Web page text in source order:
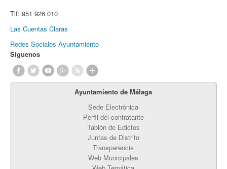
Tlf: 951 926 010
Las Cuentas Claras
Redes Sociales Ayuntamiento
Síguenos
Ayuntamiento de Málaga
Sede Electrónica
Perfil del contratante
Tablón de Edictos
Juntas de Distrito
Transparencia
Web Municipales